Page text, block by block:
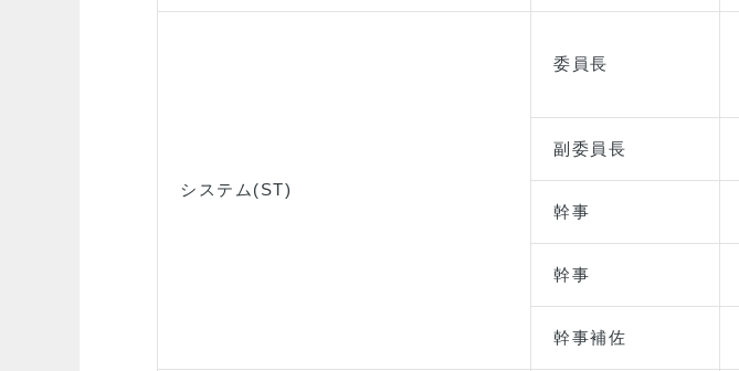
システム(ST)
委員長
副委員長
幹事
幹事
幹事補佐